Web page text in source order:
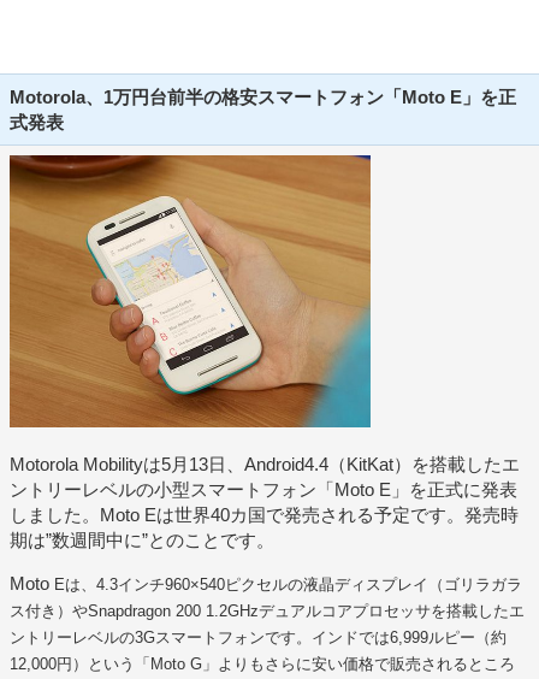
Motorola、1万円台前半の格安スマートフォン「Moto E」を正
式発表
Motorola Mobilityは5月13日、Android4.4（KitKat）を搭載したエ
ントリーレベルの小型スマートフォン「Moto E」を正式に発表
しました。Moto Eは世界40カ国で発売される予定です。発売時
期は”数週間中に”とのことです。
Moto Eは、4.3インチ960×540ピクセルの液晶ディスプレイ（ゴリラガラ
ス付き）やSnapdragon 200 1.2GHzデュアルコアプロセッサを搭載したエ
ントリーレベルの3Gスマートフォンです。インドでは6,999ルピー（約
12,000円）という「Moto G」よりもさらに安い価格で販売されるところ